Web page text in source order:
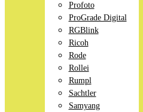
Profoto
ProGrade Digital
RGBlink
Ricoh
Rode
Rollei
Rumpl
Sachtler
Samyang